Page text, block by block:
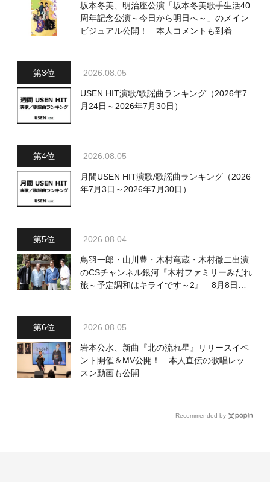
坂本冬美、明治座公演「坂本冬美歌手生活40
周年記念公演～今日から明日へ～」のメイン
ビジュアル公開！ 本人コメントも到着
2026.08.05
USEN HIT演歌/歌謡曲ランキング（2026年7
月24日～2026年7月30日）
2026.08.05
月間USEN HIT演歌/歌謡曲ランキング（2026
年7月3日～2026年7月30日）
2026.08.04
鳥羽一郎・山川豊・木村竜蔵・木村徹二出演
のCSチャンネル銀河『木村ファミリーみだれ
旅～予定調和はキライです～2』 8月8日
2026.08.05
岩本公水、新曲『北の流れ星』リリースイベ
ント開催＆MV公開！ 本人直伝の歌唱レッ
スン動画も公開
Recommended by